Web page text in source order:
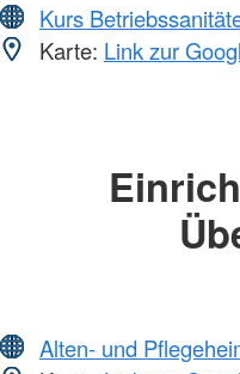
Kurs
Karte: Link zur
Alten- und